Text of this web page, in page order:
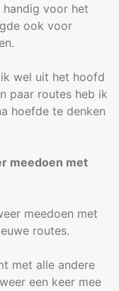
voor het
ook voor
wel uit het hoofd
paar routes heb ik
hoefde te denken
meedoen met
meedoen met
routes.
met alle andere
een keer mee